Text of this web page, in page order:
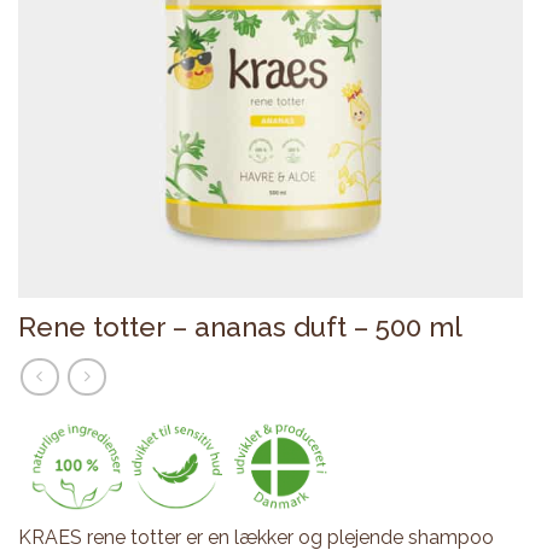
Rene totter – ananas duft – 500 ml
KRAES rene totter er en lækker og plejende shampoo